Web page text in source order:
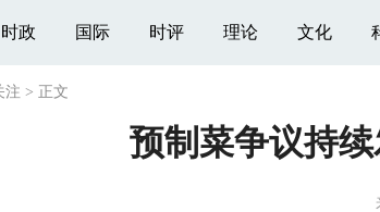
时政 国际 时评 理论 文化
注 > 正文
预制菜争议持